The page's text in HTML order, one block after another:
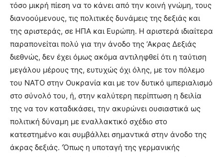
τόσο μικρή πίεση να το κάνει από την κοινή γνώμη, τους
διανοούμενους, τις πολιτικές δυνάμεις της δεξιάς και
της αριστεράς, σε ΗΠΑ και Ευρώπη. Η αριστερά ιδιαίτερα
παραπονείται πολύ για την άνοδο της ‘Ακρας Δεξιάς
διεθνώς, δεν έχει όμως ακόμα αντιληφθεί ότι η ταύτιση
μεγάλου μέρους της, ευτυχώς όχι όλης, με τον πόλεμο
του ΝΑΤΟ στην Ουκρανία και με τον δυτικό ιμπεριαλισμό
στο σύνολό του, ή, στην καλύτερη περίπτωση η δειλία
της να τον καταδικάσει, την ακυρώνει ουσιαστικά ως
πολιτική δύναμη με εναλλακτικό σχέδιο στο
κατεστημένο και συμβάλλει σημαντικά στην άνοδο της
άκρας δεξιάς. ‘Όπως η υποταγή της γερμανικής